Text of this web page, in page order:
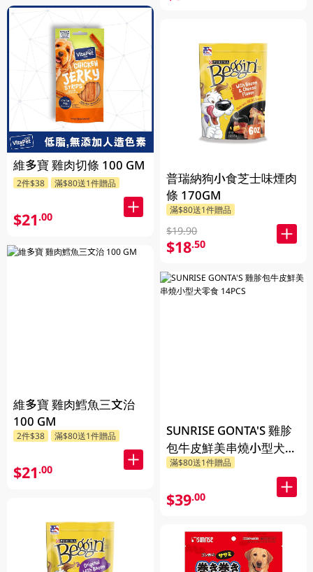
維多寶 雞肉切條 100 GM
2件$38 滿$80送1件贈品
$21.00
維多寶 雞肉鱈魚三文治
100 GM
2件$38 滿$80送1件贈品
$21.00
普瑞納狗小食芝士味煙肉
條 170GM
滿$80送1件贈品
$19.90
$18.50
SUNRISE GONTA'S 雞胗
包牛皮鮮美串燒小型犬零
食 14PCS
滿$80送1件贈品
$39.00